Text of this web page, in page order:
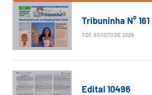
Tribuninha N° 161
7 DE AGOSTO DE 2026
Edital 10496